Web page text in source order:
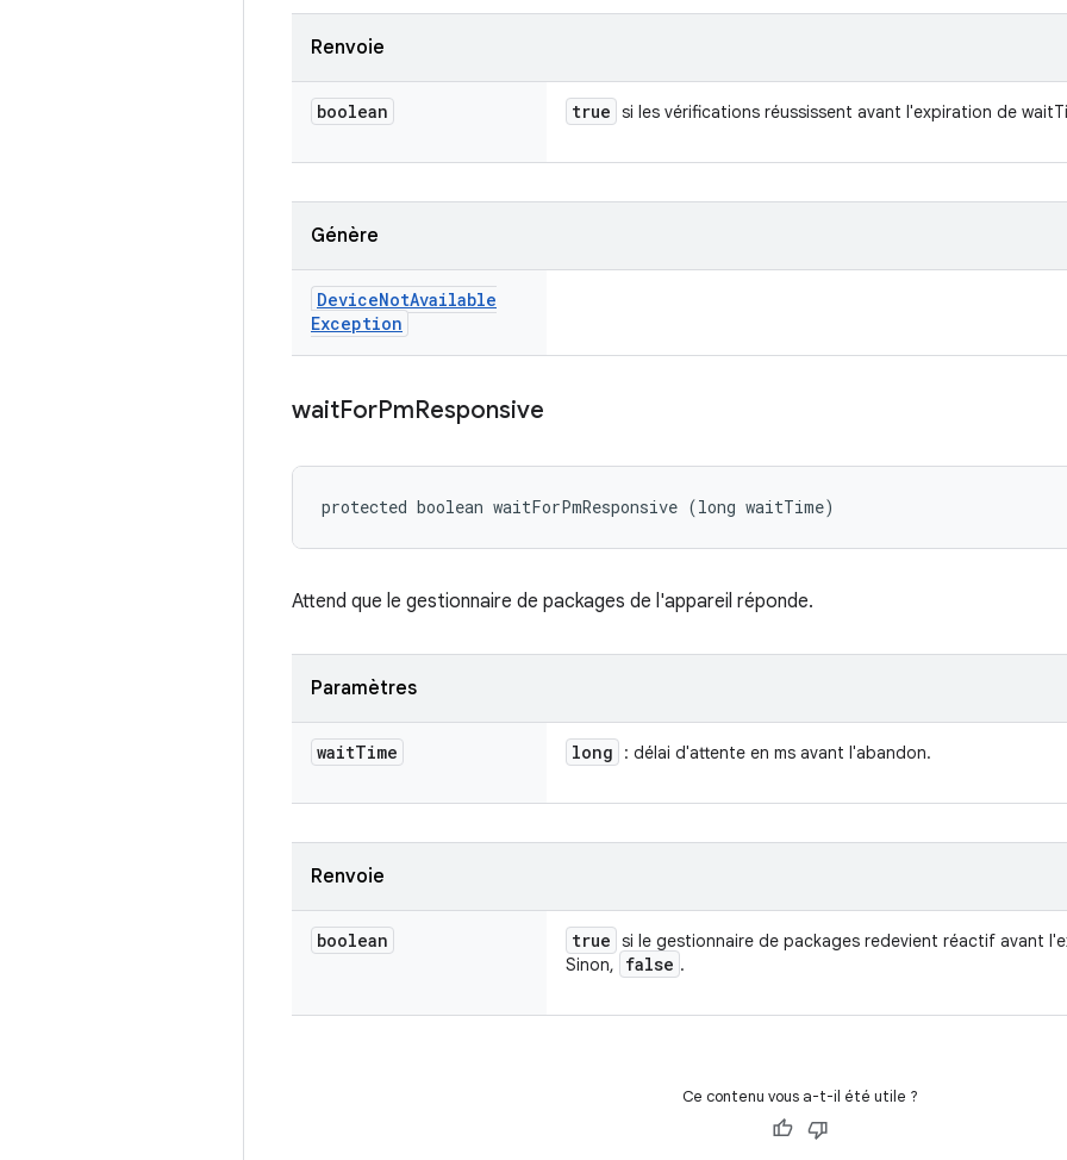
Renvoie
boolean true si les vérifications réussissent avant l'expiration de
Génère
DeviceNotAvailable
Exception
waitForPmResponsive
protected boolean waitForPmResponsive (long waitTime)
Attend que le gestionnaire de packages de l'appareil réponde.
Paramètres
waitTime long : délai d'attente en ms avant l'abandon.
Renvoie
boolean true si le gestionnaire de packages redevient réactif avant
Sinon,
false .
Ce contenu vous a-t-il été utile ?